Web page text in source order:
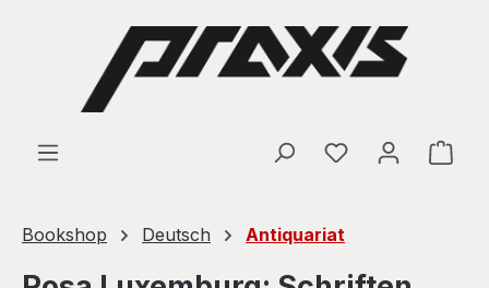
Skip to main content
Bookshop Deutsch Antiquariat